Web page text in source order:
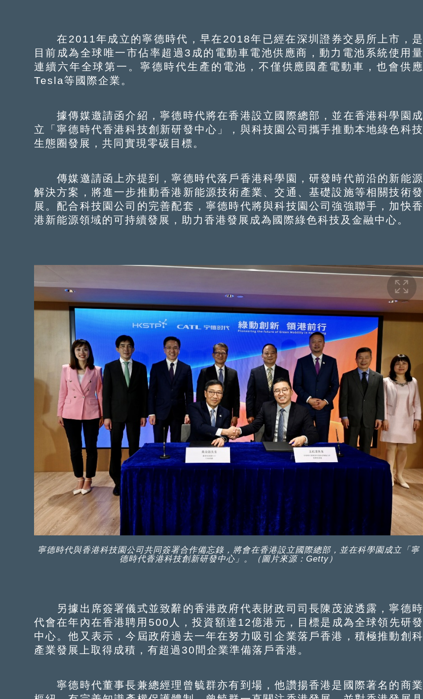
在2011年成立的寧德時代，早在2018年已經在深圳證券交易所上市，是
目前成為全球唯一市佔率超過3成的電動車電池供應商，動力電池系統使用量
連續六年全球第一。寧德時代生產的電池，不僅供應國產電動車，也會供應
Tesla等國際企業。
據傳媒邀請函介紹，寧德時代將在香港設立國際總部，並在香港科學園成
立「寧德時代香港科技創新研發中心」，與科技園公司攜手推動本地綠色科技
生態圈發展，共同實現零碳目標。
傳媒邀請函上亦提到，寧德時代落戶香港科學園，研發時代前沿的新能源
解決方案，將進一步推動香港新能源技術產業、交通、基礎設施等相關技術發
展。配合科技園公司的完善配套，寧德時代將與科技園公司強強聯手，加快香
港新能源領域的可持續發展，助力香港發展成為國際綠色科技及金融中心。
寧德時代與香港科技園公司共同簽署合作備忘錄，將會在香港設立國際總部，並在科學園成立「寧
德時代香港科技創新研發中心」。（圖片來源：Getty）
另據出席簽署儀式並致辭的香港政府代表財政司司長陳茂波透露，寧德時
代會在年內在香港聘用500人，投資額達12億港元，目標是成為全球領先研發
中心。他又表示，今屆政府過去一年在努力吸引企業落戶香港，積極推動創科
產業發展上取得成積，有超過30間企業準備落戶香港。
寧德時代董事長兼總經理曾毓群亦有到場，他讚揚香港是國際著名的商業